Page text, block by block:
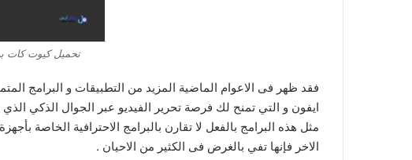
تحميل كيوت كات
فقد ظهر فى الاعوام الماضية المزيد من التطبيقات و البرامج
ايفون و التي تمنح لك فرصة تحرير الفيديو عبر الجوال الذكي الذي
مثل هذه البرامج بالفعل لا تقارن بالبرامج الاحترافية الخاصة
الاخر فإنها تفي بالغرض فى الكثير من الاحيان .